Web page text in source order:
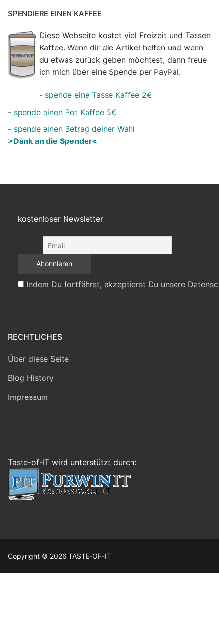
SPENDIERE EINEN KAFFEE
Diese Webseite kostet viel Freizeit und Tassen
Kaffee. Wenn dir die Artikel helfen und wenn
du etwas zurück geben möchtest, dann freue
ich mich über eine Spende per PayPal.
- spende eine Tasse Kaffee 2€
- spende einen Pot Kaffee 5€
- spende einen Betrag deiner Wahl
>Dank an die Spender<
kostenloser Newsletter
Indem Du fortfährst, akzeptierst Du unsere
RECHTLICHES
Über diese Seite
Blog History
Impressum
Taste-of-IT wird unterstützt durch:
Copyright © 2026 TASTE-OF-IT